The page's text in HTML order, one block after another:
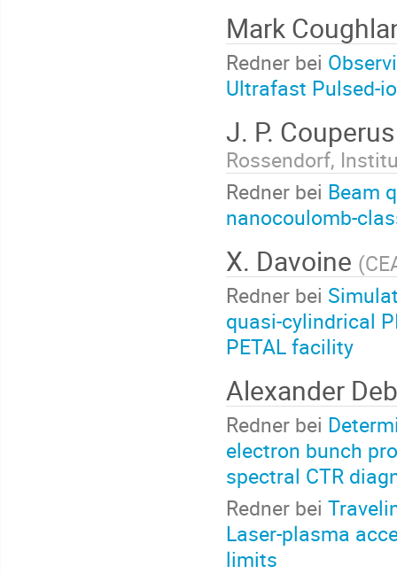
Mark
Redner bei
Ultrafast Pulsed-
J. P.
Rossendorf,
Redner bei Beam
nanocoulomb-
X. Davoine (
Redner bei
quasi-cylindrical
PETAL facility
Alexander
Redner bei
electron bunch
spectral CTR
Redner bei
Laser-plasma
limits